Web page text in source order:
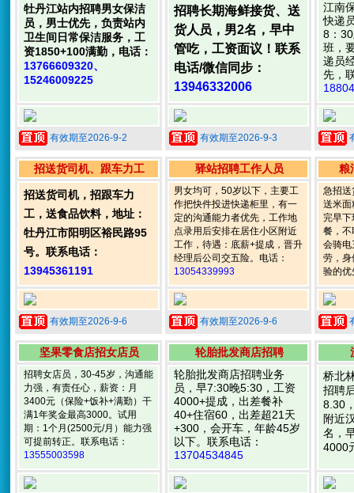
牡丹江站内招聘男女保洁
员，男士优先，负责站内
卫生间日常保洁服务，工
资1850+100满勤，电话：
13766609320、
15246009225
有效期至2026-9-2
招聘长期海鲜接货、送
货人员，男2名，早中
管吃，工资面议！联系
电话/微信同步：
13946332006
有效期至2026-9-3
江南
快递
8：
班，
递员
先，
招送货司机、跟车力工
招送货司机，招跟车力
工，送食品饮料，地址：
牡丹江市阳明区裕民路95
号。联系电话：
13945361191
有效期至2026-9-6
驿站招聘工作人员
男女均可，50岁以下，主要工
作把快件投进快递柜里，有一
定的沟通能力者优先，工作地
点录用后安排在居住小区附近
工作，待遇：底薪+提成，晋升
经理后公司交五险。电话：
13054339993
有效期至2026-9-6
粮
急招送
送米面
完早
餐，不
会骑电
劳，身
验的优
坚果零食店招女店员
招聘女店员，30-45岁，沟通能
力强，有责任心，薪资：月
3400元（保险+饭补+满勤）干
满1年奖金最高3000。试用
期：1个月(2500元/月）能力强
可提前转正。联系电话：
13555003598
轮胎批发商店招聘
轮胎批发商店招聘业务
员，早7:30晚5:30，工资
4000+提成，出差餐补
40+住宿60，出差超21天
+300，会开车，年龄45岁
以下。联系电话：
13704534845
桥北
招聘
8.30
附近
名，
4000